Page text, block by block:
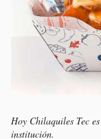
Hoy Chilaquiles Tec
institución.